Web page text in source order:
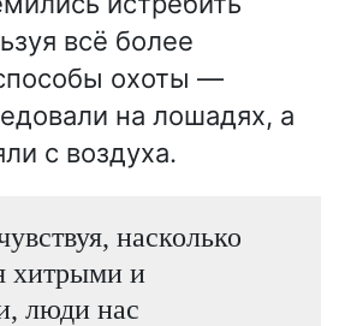
всё более
охоты —
на лошадях, а
с воздуха.
насколько
хитрыми и
люди нас